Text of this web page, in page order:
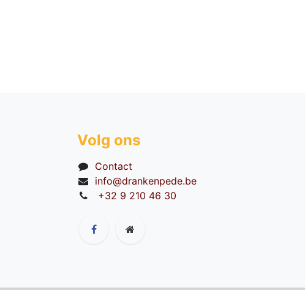
Volg ons
Contact
info@drankenpede.be
+32 9 210 46 30